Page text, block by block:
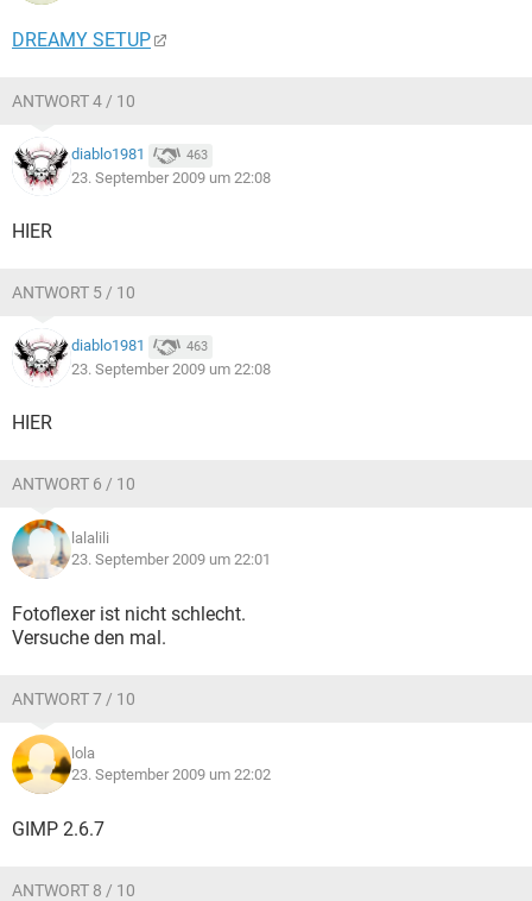
DREAMY SETUP
ANTWORT 4 / 10
diablo1981 463
23. September 2009 um 22:08
HIER
ANTWORT 5 / 10
diablo1981 463
23. September 2009 um 22:08
HIER
ANTWORT 6 / 10
lalalili
23. September 2009 um 22:01
Fotoflexer ist nicht schlecht.
Versuche den mal.
ANTWORT 7 / 10
lola
23. September 2009 um 22:02
GIMP 2.6.7
ANTWORT 8 / 10